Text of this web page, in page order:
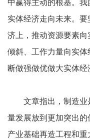
中赢得主动的根基。
实体经济走向未来。
济上，推动资源要素
倾斜、工作力量向实
断做强做优做大实体经
文章指出，制造业
量发展放到更加突出
产业基础再造工程和